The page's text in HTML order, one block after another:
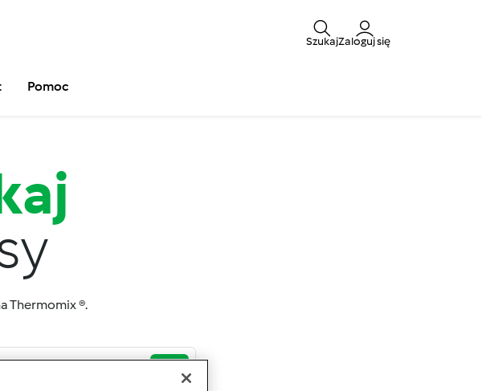
SzukajZaloguj się
Pomoc
Thermomix ®.